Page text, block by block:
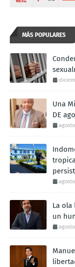
MÁS POPULARES
Una
DE
La
un